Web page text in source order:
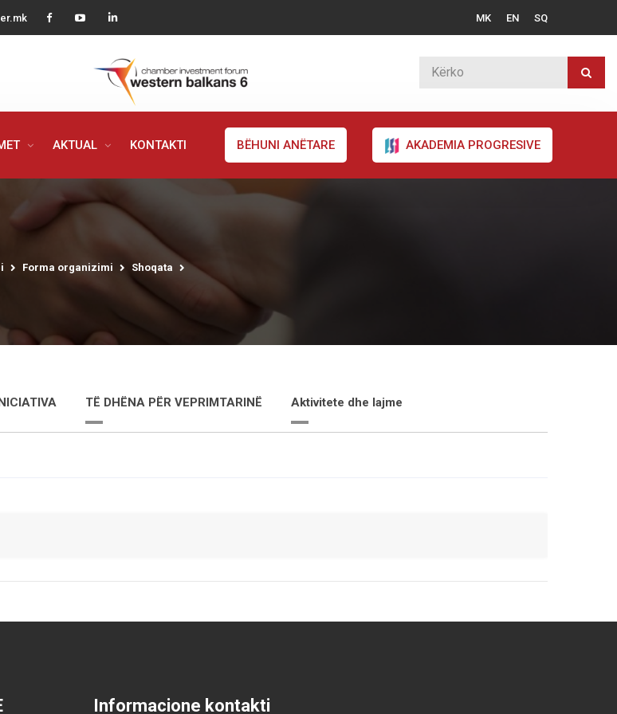
MK EN SQ
AKTUAL KONTAKTI BËHUNI ANËTARE AKADEMIA PROGRESIVE
Forma organizimi Shoqata
TË DHËNA PËR VEPRIMTARINË Aktivitete dhe lajme
Informacione kontakti